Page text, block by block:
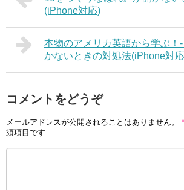
(iPhone対応)
本物のアメリカ英語から学ぶ！
かないときの対処法(iPhone対
コメントをどうぞ
メールアドレスが公開されることはありません。 *
須項目です